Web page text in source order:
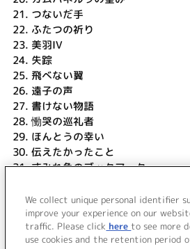
21. つないだ手
22. ふたつの祈り
23. 美羽IV
24. 失踪
25. 飛べない翼
26. 遠子の声
27. 書けない物語
28. 慟哭の巡礼者
29. ほんとうの幸い
30. 伝えたかったこと
31.すみれ色のブックマーク
33.文学少女
34. 終わらないメロディ
We collect unique personal identifier
improve your experience on our
traffic. Please click here to see more
use cookies and the retention period